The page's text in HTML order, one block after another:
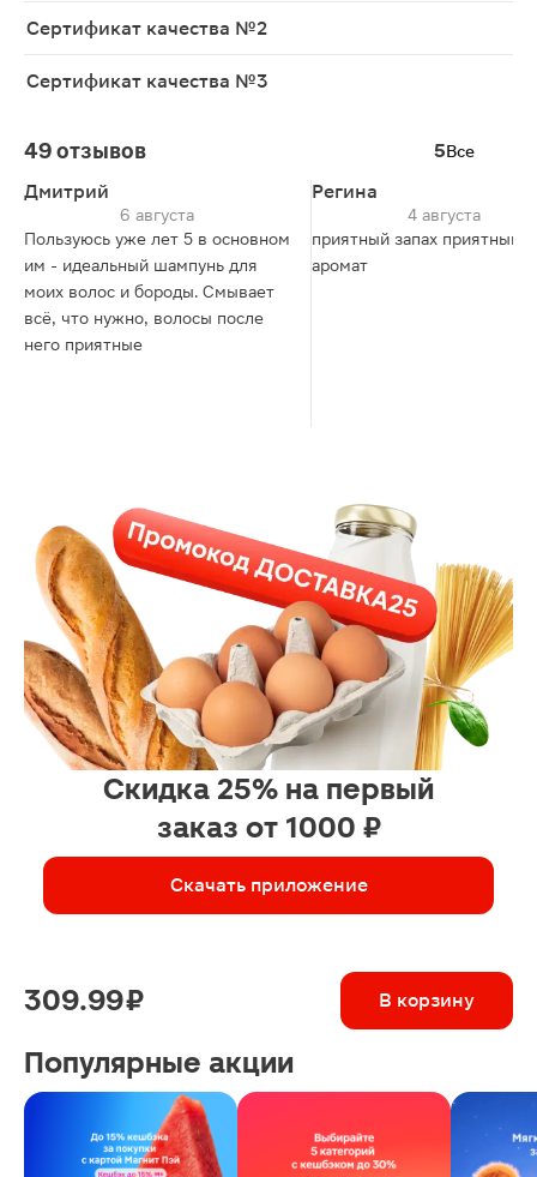
Сертификат качества №2
Сертификат качества №3
49 отзывов 5Все
Дмитрий
6 августа
Пользуюсь уже лет 5 в основном
им - идеальный шампунь для
моих волос и бороды. Смывает
всё, что нужно, волосы после
него приятные
Регина
4 августа
приятный запах приятный
аромат
Скидка 25% на первый
заказ от 1000 ₽
Скачать приложение
309.99 ₽ В корзину
Популярные акции